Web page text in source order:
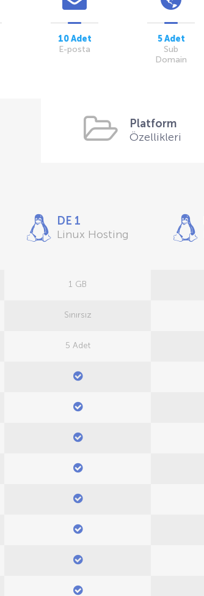
10 Adet
E-posta
5 Adet
Sub
Domain
Platform
Özellikleri
DE 1
Linux Hosting
1 GB
Sınırsız
5 Adet